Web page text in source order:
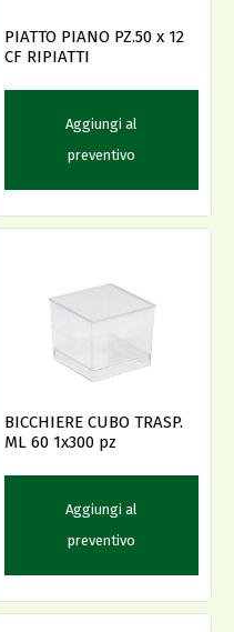
PIATTO PIANO PZ.50 x 12
CF RIPIATTI
Aggiungi al
preventivo
BICCHIERE CUBO TRASP.
ML 60 1x300 pz
Aggiungi al
preventivo